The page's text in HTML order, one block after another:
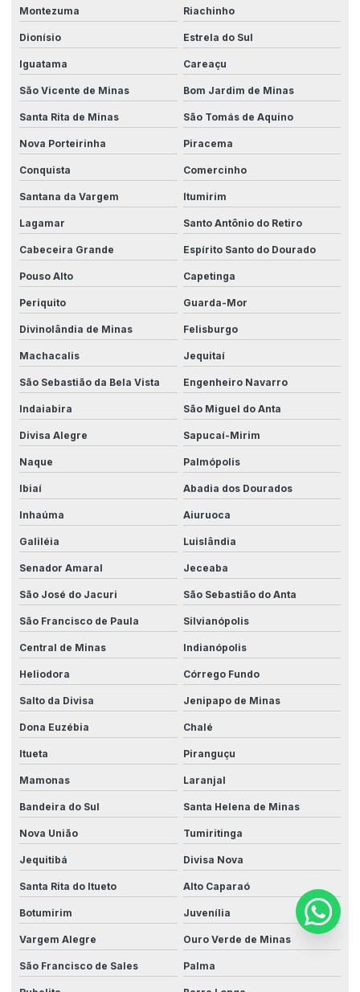
Montezuma Riachinho
Dionísio Estrela do Sul
Iguatama Careaçu
São Vicente de Minas Bom Jardim de Minas
Santa Rita de Minas São Tomás de Aquino
Nova Porteirinha Piracema
Conquista Comercinho
Santana da Vargem Itumirim
Lagamar Santo Antônio do Retiro
Cabeceira Grande Espírito Santo do Dourado
Pouso Alto Capetinga
Periquito Guarda-Mor
Divinolândia de Minas Felisburgo
Machacalis Jequitaí
São Sebastião da Bela Vista Engenheiro Navarro
Indaiabira São Miguel do Anta
Divisa Alegre Sapucaí-Mirim
Naque Palmópolis
Ibiaí Abadia dos Dourados
Inhaúma Aiuruoca
Galiléia Luislândia
Senador Amaral Jeceaba
São José do Jacuri São Sebastião do Anta
São Francisco de Paula Silvianópolis
Central de Minas Indianópolis
Heliodora Córrego Fundo
Salto da Divisa Jenipapo de Minas
Dona Euzébia Chalé
Itueta Piranguçu
Mamonas Laranjal
Bandeira do Sul Santa Helena de Minas
Nova União Tumiritinga
Jequitibá Divisa Nova
Santa Rita do Itueto Alto Caparaó
Botumirim Juvenília
Vargem Alegre Ouro Verde de Minas
São Francisco de Sales Palma